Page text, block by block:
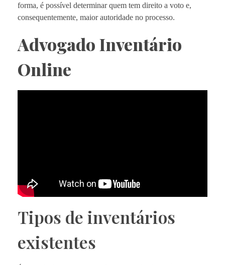
forma, é possível determinar quem tem direito a voto e,
consequentemente, maior autoridade no processo.
Advogado Inventário
Online
Tipos de inventários
existentes